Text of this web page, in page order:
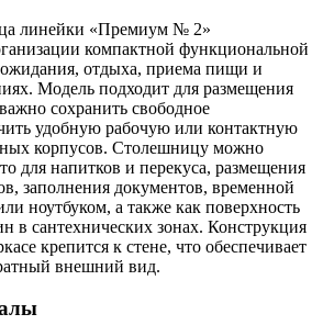
линейки «Премиум № 2»
компактной функциональной
ожидания, отдыха, приема пищи и
Модель подходит для размещения
сохранить свободное
удобную рабочую или контактную
корпусов. Столешницу можно
для напитков и перекуса, размещения
заполнения документов, временной
ноутбуком, а также как поверхность
в сантехнических зонах. Конструкция
крепится к стене, что обеспечивает
внешний вид.